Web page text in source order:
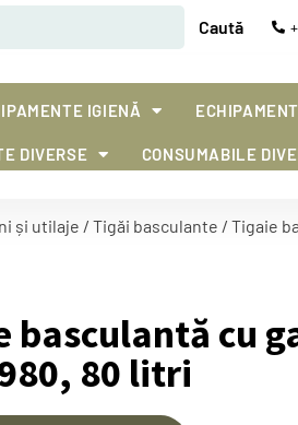
Caută
IGIENĂ
DIVERSE CONSUMABILE
și utilaje / Tigăi basculante / Tigaie
basculantă cu
80 litri